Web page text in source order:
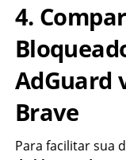
4.
AdGuard
Brave
Para facilitar sua